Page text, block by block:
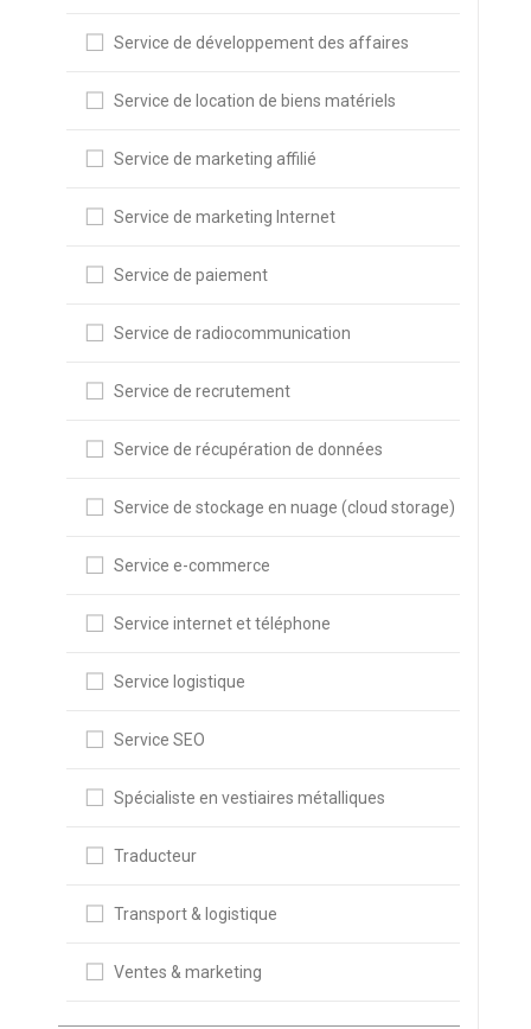
Service de développement des affaires
Service de location de biens matériels
Service de marketing affilié
Service de marketing Internet
Service de paiement
Service de radiocommunication
Service de recrutement
Service de récupération de données
Service de stockage en nuage (cloud storage)
Service e-commerce
Service internet et téléphone
Service logistique
Service SEO
Spécialiste en vestiaires métalliques
Traducteur
Transport & logistique
Ventes & marketing